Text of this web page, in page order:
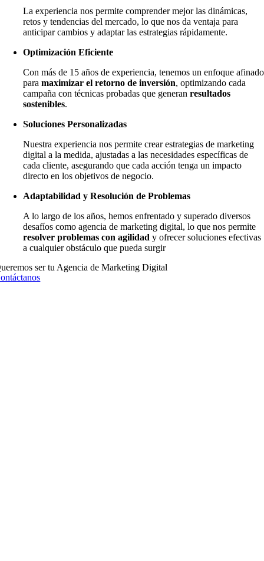
La experiencia nos permite comprender mejor las dinámicas,
retos y tendencias del mercado, lo que nos da ventaja para
anticipar cambios y adaptar las estrategias rápidamente.
Optimización Eficiente
Con más de 15 años de experiencia, tenemos un enfoque afinado
paramaximizar el retorno de inversión, optimizando cada
campaña con técnicas probadas que generanresultados
sostenibles.
Soluciones Personalizadas
Nuestra experiencia nos permite crear estrategias de marketing
digital a la medida, ajustadas a las necesidades específicas de
cada cliente, asegurando que cada acción tenga un impacto
directo en los objetivos de negocio.
Adaptabilidad y Resolución de Problemas
A lo largo de los años, hemos enfrentado y superado diversos
desafíos como agencia de marketing digital, lo que nos permite
resolver problemas con agilidad y ofrecer soluciones efectivas
a cualquier obstáculo que pueda surgir
ser tu Agencia de Marketing Digital